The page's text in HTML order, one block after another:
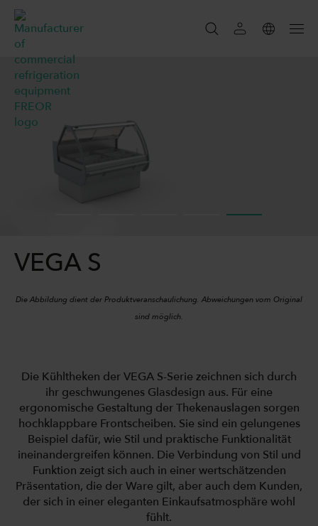
SUCHEN
VEGA S
Die Abbildung dient der Produktveranschaulichung. Abweichungen vom Original
sind möglich.
Die Kühltheken der VEGA S-Serie zeichnen sich durch
ihr geschwungenes Glasdesign aus. Für eine
ergonomische Gestaltung der Thekenauslagen sorgen
hochklappbare Frontscheiben. Sie sind ein gelungenes
Beispiel dafür, wie Stil und praktische Funktionalität
ineinandergreifen können. Die Verbindung von Stil und
Funktion zeigt sich auch in einer wertschätzenden
Präsentation, die der Ware gilt, aber auch dem Kunden,
der sich in einer eleganten Einkaufsatmosphäre wohl
fühlt.